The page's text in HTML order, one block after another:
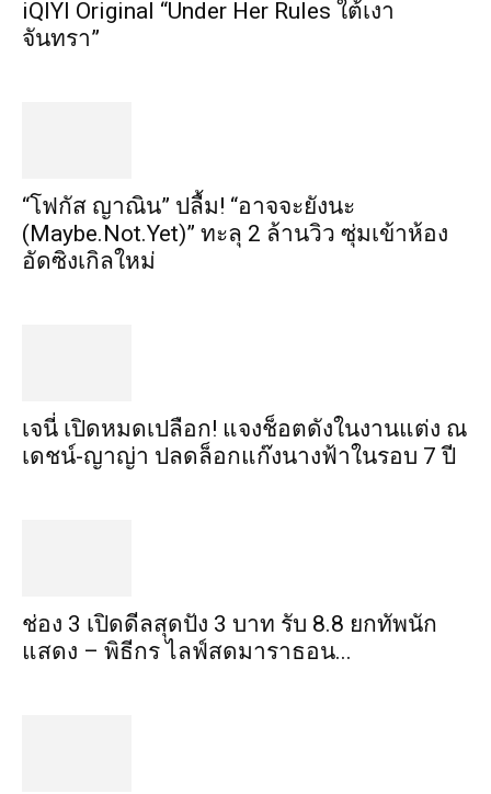
iQIYI Original “Under Her Rules ใต้เงา
จันทรา”
“โฟกัส ญาณิน” ปลื้ม! “อาจจะยังนะ
(Maybe.Not.Yet)” ทะลุ 2 ล้านวิว ซุ่มเข้าห้อง
อัดซิงเกิลใหม่
เจนี่ เปิดหมดเปลือก! แจงช็อตดังในงานแต่ง ณ
เดชน์-ญาญ่า ปลดล็อกแก๊งนางฟ้าในรอบ 7 ปี
ช่อง 3 เปิดดีลสุดปัง 3 บาท รับ 8.8 ยกทัพนัก
แสดง – พิธีกร ไลฟ์สดมาราธอน...